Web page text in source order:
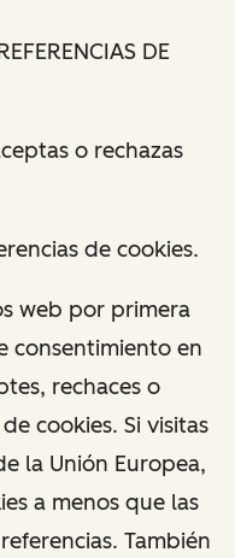
DE
o rechazas
de cookies.
web por primera
consentimiento en
rechaces o
cookies. Si visitas
la Unión Europea,
a menos que las
También